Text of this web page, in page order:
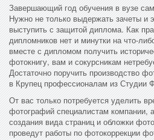
Завершающий год обучения в вузе
Нужно не только выдержать зачеты и
выступить с защитой диплома. Как
дипломников нет и минутки на что-
вместе с дипломом получить
фотокнигу, вам и сокурсникам
Достаточно поручить производство
в Крупец профессионалам из Студии
От вас только потребуется уделить
фотографий специалистам компании,
создания вида страниц и обложки
проведут работы по фотокоррекции